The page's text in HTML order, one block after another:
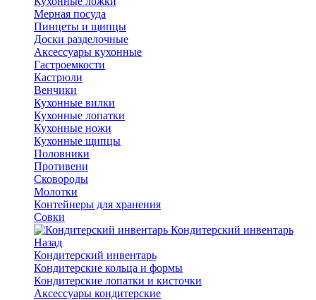
Мерная посуда
Пинцеты и щипцы
Доски разделочные
Аксессуары кухонные
Гастроемкости
Кастрюли
Венчики
Кухонные вилки
Кухонные лопатки
Кухонные ножи
Кухонные щипцы
Половники
Противени
Сковороды
Молотки
Контейнеры для хранения
Совки
Кондитерский инвентарь
Назад
Кондитерский инвентарь
Кондитерские кольца и формы
Кондитерские лопатки и кисточки
Аксессуары кондитерские